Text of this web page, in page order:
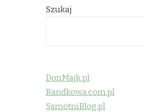
Szukaj
DonMajk.pl
Randkowa.com.pl
SamotniBlog.pl